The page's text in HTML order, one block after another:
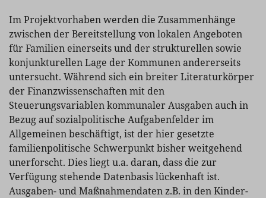
Im Projektvorhaben werden die Zusammenhänge
zwischen der Bereitstellung von lokalen Angeboten
für Familien einerseits und der strukturellen sowie
konjunkturellen Lage der Kommunen andererseits
untersucht. Während sich ein breiter Literaturkörper
der Finanzwissenschaften mit den
Steuerungsvariablen kommunaler Ausgaben auch in
Bezug auf sozialpolitische Aufgabenfelder im
Allgemeinen beschäftigt, ist der hier gesetzte
familienpolitische Schwerpunkt bisher weitgehend
unerforscht. Dies liegt u.a. daran, dass die zur
Verfügung stehende Datenbasis lückenhaft ist.
Ausgaben- und Maßnahmendaten z.B. in den Kinder-